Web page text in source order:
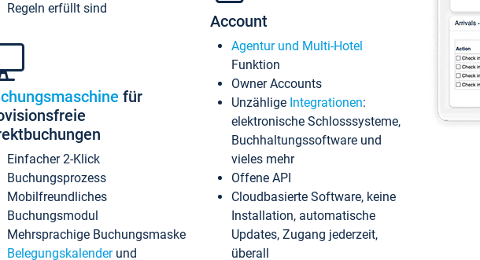
Regeln erfüllt sind
für
Einfacher 2-Klick
Buchungsprozess
Mobilfreundliches
Buchungsmodul
Mehrsprachige Buchungsmaske
Belegungskalenderund
Account
Agentur und Multi-Hotel
Funktion
Owner Accounts
Unzählige Integrationen:
elektronische Schlosssysteme,
Buchhaltungssoftware und
vieles mehr
Offene API
Cloudbasierte Software, keine
Installation, automatische
Updates, Zugang jederzeit,
überall